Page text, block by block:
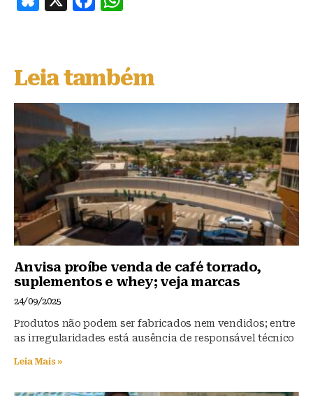
s
k
y
e
b
o
o
k
s
A
p
p
Leia também
Anvisa proíbe venda de café torrado,
suplementos e whey; veja marcas
24/09/2025
Produtos não podem ser fabricados nem vendidos; entre
as irregularidades está ausência de responsável técnico
Leia Mais »